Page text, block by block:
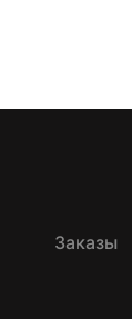
Заказы